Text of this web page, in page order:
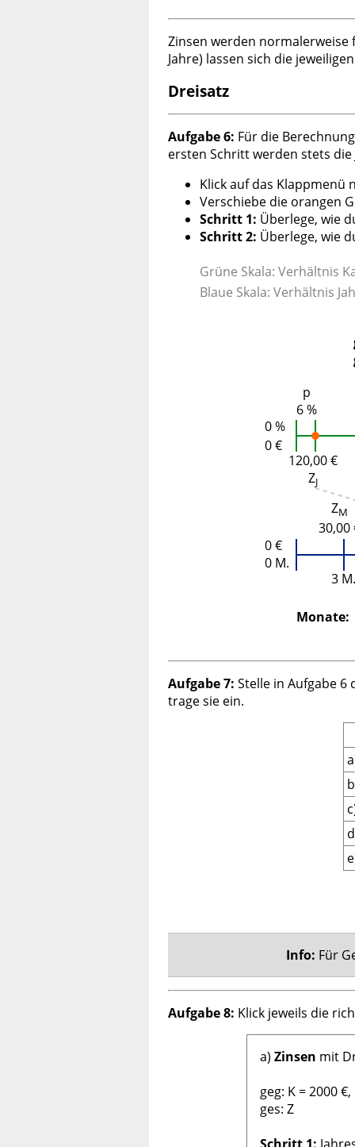
Zinsen werden normalerweise
Jahre) lassen sich die
Dreisatz
Aufgabe 6: Für die
ersten Schritt werden stets
Klick auf das Klappmenü
Verschiebe die orangen
Schritt 1: Überlege, wie
Schritt 2: Überlege, wie
Grüne Skala: Verhältnis
Blaue Skala: Verhältnis
120,00 €
ZJ
p
6 %
0 €
0 %
Monate:
ZM
30,00
0 €
0 M.
3 M.
Aufgabe 7: Stelle in Aufgabe 6
trage sie ein.
Info: Für
Aufgabe 8: Klick jeweils die
a) Zinsen mit
geg: K = 2000
ges: Z